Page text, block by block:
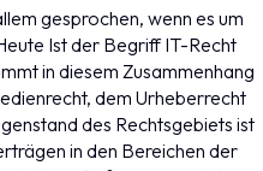
gesprochen, wenn es um
Ist der Begriff IT-Recht
in diesem Zusammenhang
dem Urheberrecht
des Rechtsgebiets ist
in den Bereichen der